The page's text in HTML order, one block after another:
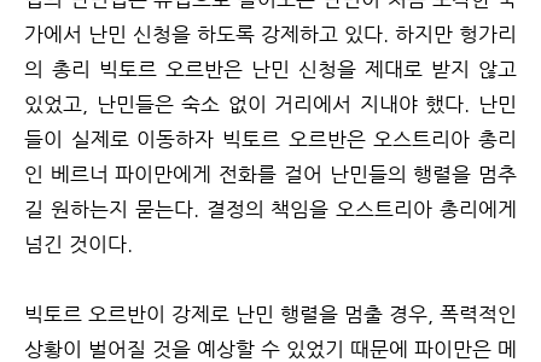
가에서 난민 신청을 하도록 강제하고 있다. 하지만 헝가리
의 총리 빅토르 오르반은 난민 신청을 제대로 받지 않고
있었고, 난민들은 숙소 없이 거리에서 지내야 했다. 난민
들이 실제로 이동하자 빅토르 오르반은 오스트리아 총리
인 베르너 파이만에게 전화를 걸어 난민들의 행렬을 멈추
길 원하는지 묻는다. 결정의 책임을 오스트리아 총리에게
넘긴 것이다.
빅토르 오르반이 강제로 난민 행렬을 멈출 경우, 폭력적인
상황이 벌어질 것을 예상할 수 있었기 때문에 파이만은 메